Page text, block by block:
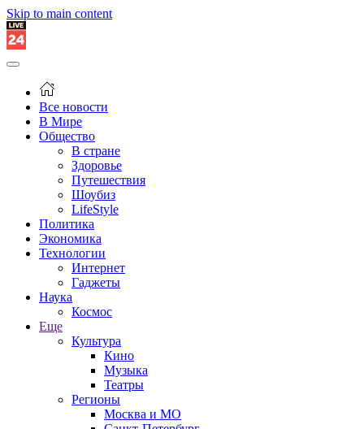
Skip to main content
Все новости
В Мире
Общество
В стране
Здоровье
Путешествия
Шоубиз
LifeStyle
Политика
Экономика
Технологии
Интернет
Гаджеты
Наука
Космос
Еще
Культура
Кино
Музыка
Театры
Регионы
Москва и МО